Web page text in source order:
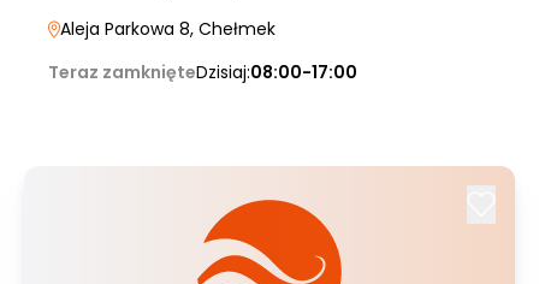
Aleja Parkowa 8, Chełmek
Teraz zamknięteDzisiaj:08:00-17:00